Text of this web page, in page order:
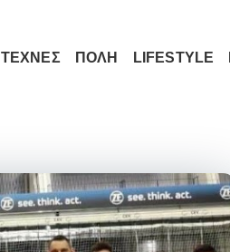
ΤΕΧΝΕΣ ΠΟΛΗ LIFESTYLE